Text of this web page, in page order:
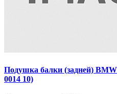
Подушка балки (задней) BMW
0014 10)